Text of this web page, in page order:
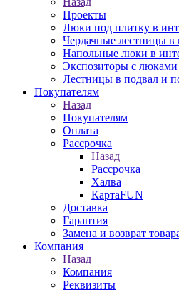
Проекты
Люки под плитку в
Чердачные лестницы в
Напольные люки в
Экспозиторы с
Лестницы в подвал и
Покупателям
Назад
Покупателям
Оплата
Рассрочка
Назад
Рассрочка
Халва
КартаFUN
Доставка
Гарантия
Замена и возврат
Компания
Назад
Компания
Реквизиты